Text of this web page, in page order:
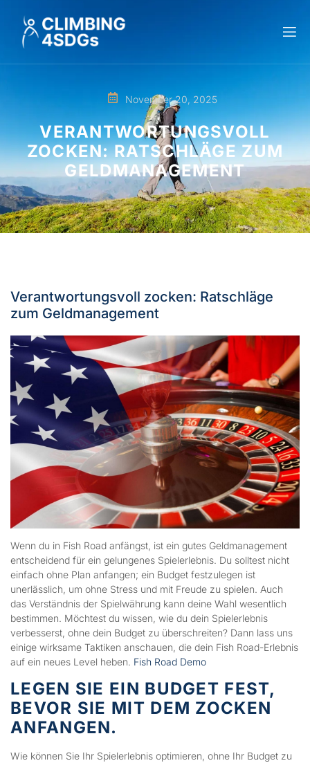
November 20, 2025
VERANTWORTUNGSVOLL
ZOCKEN: RATSCHLÄGE ZUM
GELDMANAGEMENT
Verantwortungsvoll zocken: Ratschläge
zum Geldmanagement
Wenn du in Fish Road anfängst, ist ein gutes Geldmanagement
entscheidend für ein gelungenes Spielerlebnis. Du solltest nicht
einfach ohne Plan anfangen; ein Budget festzulegen ist
unerlässlich, um ohne Stress und mit Freude zu spielen. Auch
das Verständnis der Spielwährung kann deine Wahl wesentlich
bestimmen. Möchtest du wissen, wie du dein Spielerlebnis
verbesserst, ohne dein Budget zu überschreiten? Dann lass uns
einige wirksame Taktiken anschauen, die dein Fish Road-Erlebnis
auf ein neues Level heben. Fish Road Demo
LEGEN SIE EIN BUDGET FEST,
BEVOR SIE MIT DEM ZOCKEN
ANFANGEN.
Wie können Sie Ihr Spielerlebnis optimieren, ohne Ihr Budget zu